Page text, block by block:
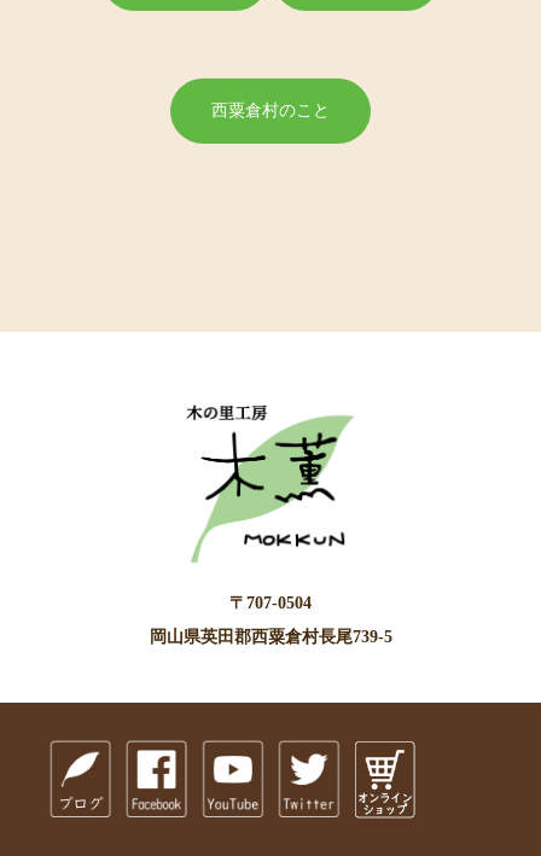
西粟倉村のこと
〒707-0504
岡山県英田郡西粟倉村長尾739-5